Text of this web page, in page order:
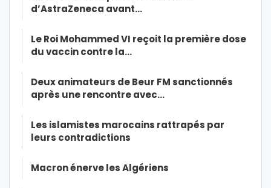
d’AstraZeneca avant…
Le Roi Mohammed VI reçoit la première dose
du vaccin contre la…
Deux animateurs de Beur FM sanctionnés
après une rencontre avec…
Les islamistes marocains rattrapés par
leurs contradictions
Macron énerve les Algériens